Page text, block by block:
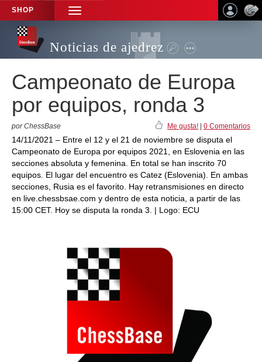
SHOP
TOGGLE
NAVIGATION
Noticias de ajedrez
Campeonato de Europa
por equipos, ronda 3
por ChessBase Me gusta! 0 Comentarios
14/11/2021 – Entre el 12 y el 21 de noviembre se disputa el
Campeonato de Europa por equipos 2021, en Eslovenia en las
secciones absoluta y femenina. En total se han inscrito 70
equipos. El lugar del encuentro es Catez (Eslovenia). En ambas
secciones, Rusia es el favorito. Hay retransmisiones en directo
en live.chessbsae.com y dentro de esta noticia, a partir de las
15:00 CET. Hoy se disputa la ronda 3. | Logo: ECU